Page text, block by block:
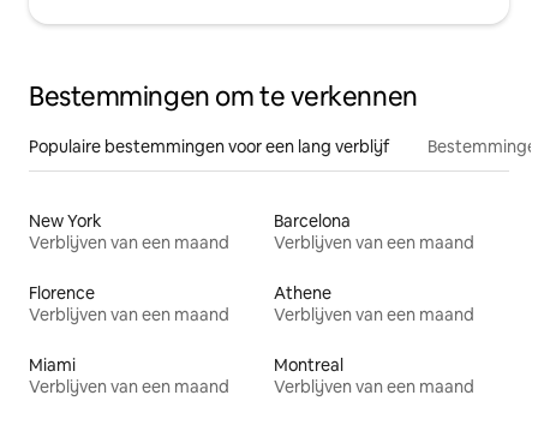
Bestemmingen om te verkennen
Populaire bestemmingen voor een lang verblijf
New York
Verblijven van een maand
Barcelona
Verblijven van een maand
Florence
Verblijven van een maand
Athene
Verblijven van een maand
Miami
Verblijven van een maand
Montreal
Verblijven van een maand